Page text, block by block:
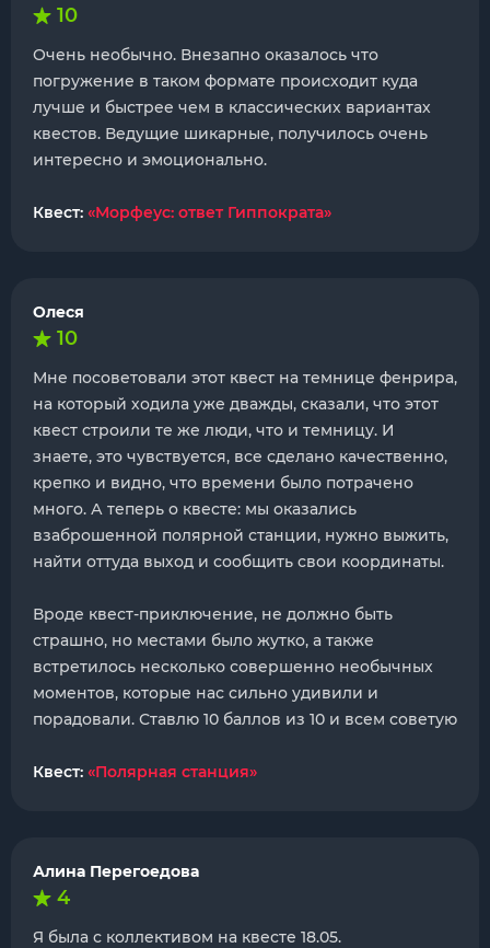
10
Очень необычно. Внезапно оказалось что
погружение в таком формате происходит куда
лучше и быстрее чем в классических вариантах
квестов. Ведущие шикарные, получилось очень
интересно и эмоционально.
Квест: «Морфеус: ответ Гиппократа»
Олеся
10
Мне посоветовали этот квест на темнице фенрира,
на который ходила уже дважды, сказали, что этот
квест строили те же люди, что и темницу. И
знаете, это чувствуется, все сделано качественно,
крепко и видно, что времени было потрачено
много. А теперь о квесте: мы оказались
взаброшенной полярной станции, нужно выжить,
найти оттуда выход и сообщить свои координаты.
Вроде квест-приключение, не должно быть
страшно, но местами было жутко, а также
встретилось несколько совершенно необычных
моментов, которые нас сильно удивили и
порадовали. Ставлю 10 баллов из 10 и всем советую
Квест: «Полярная станция»
Алина Перегоедова
4
Я была с коллективом на квесте 18.05.